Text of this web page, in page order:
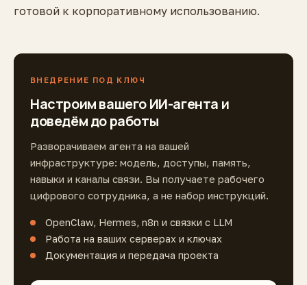
готовой к корпоративному использованию.
ВНЕДРЕНИЕ ПОД КЛЮЧ
Настроим вашего ИИ-агента и
доведём до работы
Разворачиваем агента на вашей
инфраструктуре: модель, доступы, память,
навыки и каналы связи. Вы получаете рабочего
цифрового сотрудника, а не набор инструкций.
OpenClaw, Hermes, n8n и связки с LLM
Работа на ваших серверах и ключах
Документация и передача проекта